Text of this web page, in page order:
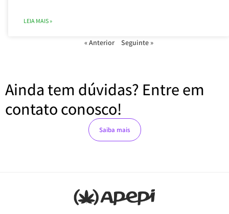
LEIA MAIS »
« Anterior Seguinte »
Ainda tem dúvidas? Entre em
contato conosco!
Saiba mais